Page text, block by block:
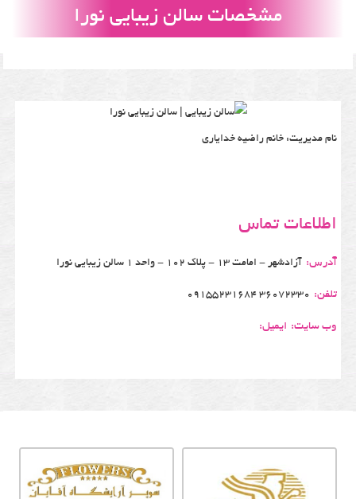
مشخصات سالن زیبایی نورا
نام مدیریت: خانم راضیه خدایاری
اطلاعات تماس
آدرس: آزادشهر - امامت 13 - پلاک 102 - واحد 1 سالن زیبایی نورا
تلفن: 36072330 09155231684
وب سایت: ایمیل: